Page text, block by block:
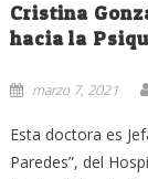
Cristina
hacia la
marzo 7, 2021
Esta doctora es
Paredes”, del